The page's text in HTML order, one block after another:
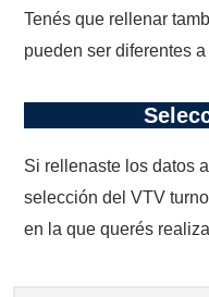
Tenés que rellenar
pueden ser diferentes
Si rellenaste los datos
selección del VTV
en la que querés